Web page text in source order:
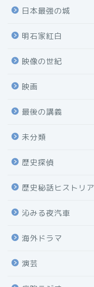
日本最強の城
明石家紅白
映像の世紀
映画
最後の講義
未分類
歴史探偵
歴史秘話ヒストリア
沁みる夜汽車
海外ドラマ
演芸